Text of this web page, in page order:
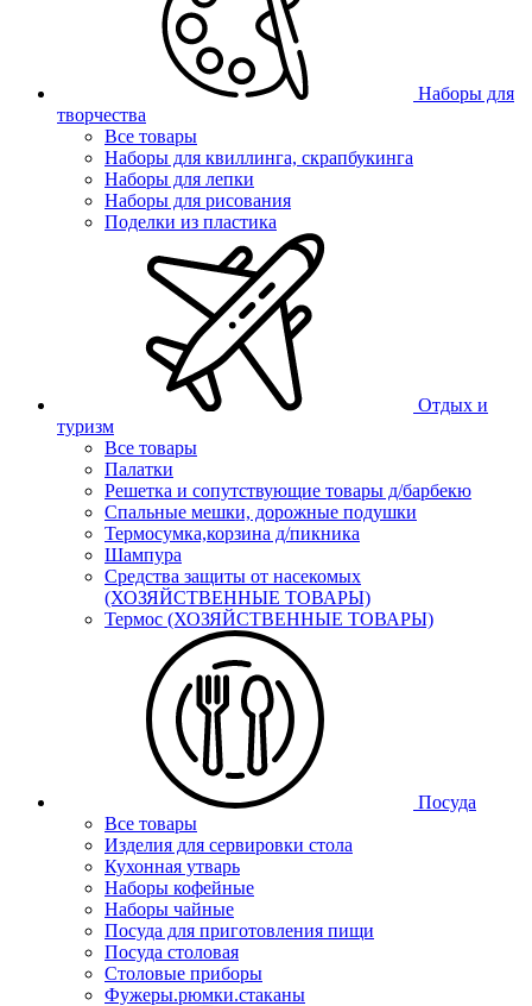
Наборы для
творчества
Все товары
Наборы для квиллинга, скрапбукинга
Наборы для лепки
Наборы для рисования
Поделки из пластика
Отдых и
туризм
Все товары
Палатки
Решетка и сопутствующие товары д/барбекю
Спальные мешки, дорожные подушки
Термосумка,корзина д/пикника
Шампура
Средства защиты от насекомых
(ХОЗЯЙСТВЕННЫЕ ТОВАРЫ)
Термос (ХОЗЯЙСТВЕННЫЕ ТОВАРЫ)
Посуда
Все товары
Изделия для сервировки стола
Кухонная утварь
Наборы кофейные
Наборы чайные
Посуда для приготовления пищи
Посуда столовая
Столовые приборы
Фужеры.рюмки.стаканы